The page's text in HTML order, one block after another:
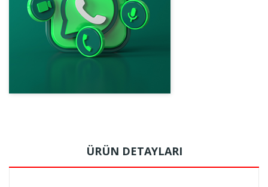
ÜRÜN DETAYLARI